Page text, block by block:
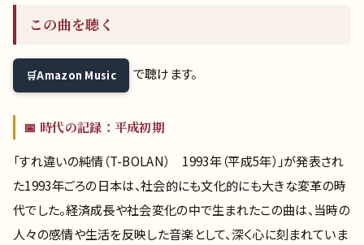
この曲を聴く
Amazon Music で聴けます。
📅 時代の記録：平成初期
「すれ違いの純情（T-BOLAN） 1993年（平成5年）」が発表され
た1993年ごろの日本は、社会的にも文化的にも大きな変革の時
代でした。経済成長や社会変化の中で生まれたこの曲は、当時の
人々の感情や生活を反映した音楽として、深く心に刻まれていま